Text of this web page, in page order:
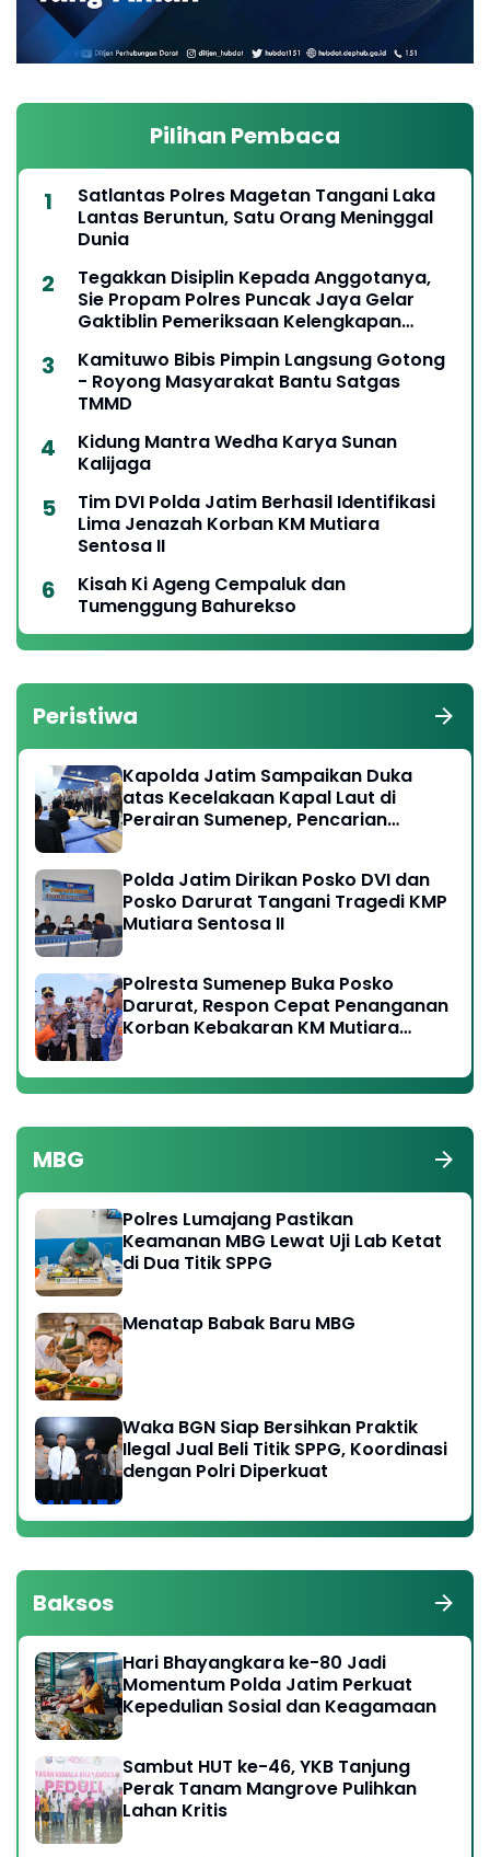
Pilihan Pembaca
Satlantas Polres Magetan Tangani Laka
Lantas Beruntun, Satu Orang Meninggal
Dunia
Tegakkan Disiplin Kepada Anggotanya,
Sie Propam Polres Puncak Jaya Gelar
Gaktiblin Pemeriksaan Kelengkapan
Kamituwo Bibis Pimpin Langsung Gotong
- Royong Masyarakat Bantu Satgas
TMMD
Kidung Mantra Wedha Karya Sunan
Kalijaga
Tim DVI Polda Jatim Berhasil Identifikasi
Lima Jenazah Korban KM Mutiara
Sentosa II
Kisah Ki Ageng Cempaluk dan
Tumenggung Bahurekso
Peristiwa
Kapolda Jatim Sampaikan Duka
atas Kecelakaan Kapal Laut di
Perairan Sumenep, Pencarian
Polda Jatim Dirikan Posko DVI dan
Posko Darurat Tangani Tragedi KMP
Mutiara Sentosa II
Polresta Sumenep Buka Posko
Darurat, Respon Cepat Penanganan
Korban Kebakaran KM Mutiara
MBG
Polres Lumajang Pastikan
Keamanan MBG Lewat Uji Lab Ketat
di Dua Titik SPPG
Menatap Babak Baru MBG
Waka BGN Siap Bersihkan Praktik
Ilegal Jual Beli Titik SPPG, Koordinasi
dengan Polri Diperkuat
Baksos
Hari Bhayangkara ke-80 Jadi
Momentum Polda Jatim Perkuat
Kepedulian Sosial dan Keagamaan
Sambut HUT ke-46, YKB Tanjung
Perak Tanam Mangrove Pulihkan
Lahan Kritis